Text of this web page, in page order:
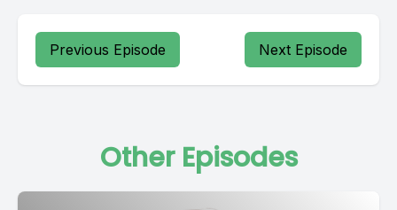
Previous Episode Next Episode
Other Episodes